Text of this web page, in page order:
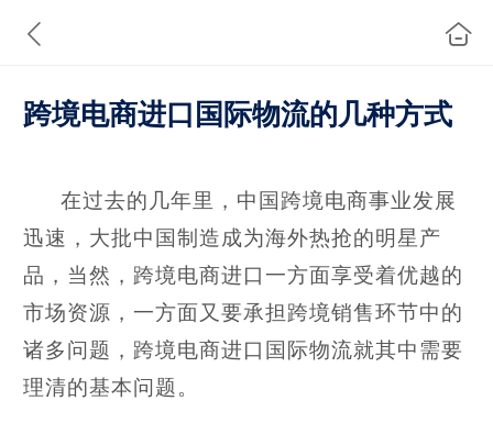
跨境电商进口国际物流的几种方式
在过去的几年里，中国跨境电商事业发展
迅速，大批中国制造成为海外热抢的明星产
品，当然，跨境电商进口一方面享受着优越的
市场资源，一方面又要承担跨境销售环节中的
诸多问题，跨境电商进口国际物流就其中需要
理清的基本问题。